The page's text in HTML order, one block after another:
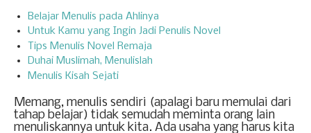
Belajar Menulis pada Ahlinya
Untuk Kamu yang Ingin Jadi Penulis Novel
Tips Menulis Novel Remaja
Duhai Muslimah, Menulislah
Menulis Kisah Sejati
Memang, menulis sendiri (apalagi baru memulai dari
tahap belajar) tidak semudah meminta orang lain
menuliskannya untuk kita. Ada usaha yang harus kita